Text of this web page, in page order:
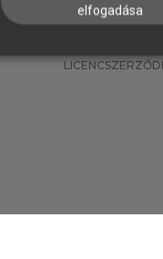
elfogadása